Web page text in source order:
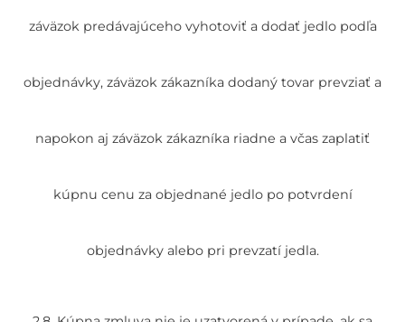
záväzok predávajúceho vyhotoviť a dodať jedlo podľa
objednávky, záväzok zákazníka dodaný tovar prevziať a
napokon aj záväzok zákazníka riadne a včas zaplatiť
kúpnu cenu za objednané jedlo po potvrdení
objednávky alebo pri prevzatí jedla.